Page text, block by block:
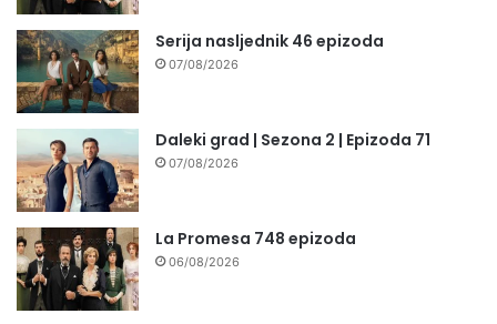
Serija nasljednik 46 epizoda
07/08/2026
Daleki grad | Sezona 2 | Epizoda 71
07/08/2026
La Promesa 748 epizoda
06/08/2026